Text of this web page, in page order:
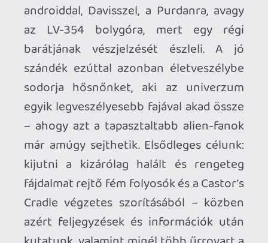
Kicsit tartottam a számomra
érdektelenebb kategóriába tartozó VR-
játék átiratától, de néhány apróságon túl
nem volt bajom az új verzióval. Az Alien:
Rogue Incursion Evolved Edition FPS-
ként és Alien-játékként is egészen jól
működik, még ha nem is kiemelkedő.
Árulkodó nyomként csak néhány
minijáték maradt, melyeknél
lehegesztett ajtókat nyitunk meg, vagy
éppen elektromos feszültséget juttatunk
a rendszerbe. Persze az elején a program
inkább emlékeztet sétaszimulátorra,
miközben mindenben fogja a kezünket,
de ezt is könnyen meg lehet szokni. A
látvány nem AAA-s kategória, de a VR-os
alapokhoz képest és az Unreal Engine 5
miatt azért így is egészen mutatós. A zárt